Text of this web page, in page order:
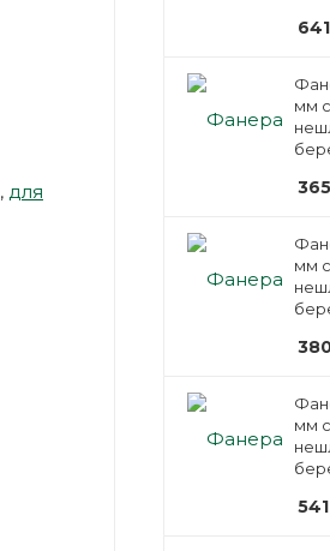
, для
641
мм
365
мм
мм
541